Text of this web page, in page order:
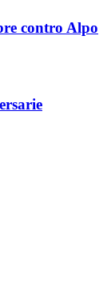
contro Alpo